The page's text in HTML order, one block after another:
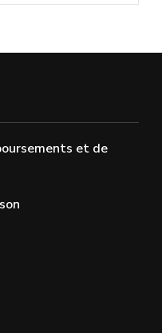
et de